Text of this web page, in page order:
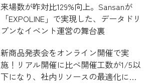
来場数が昨対比129%向上。Sansanが
「EXPOLINE」で実現した、データドリ
ブンなイベント運営の舞台裏
新商品発表会をオンライン開催で実
施！リアル開催に比べ開催工数が1/5以
下になり、社内リソースの最適化に寄